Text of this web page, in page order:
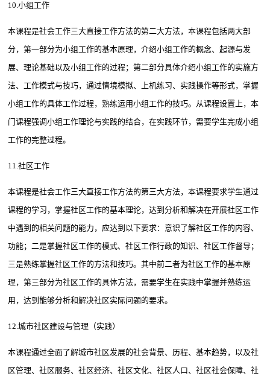
10.小组工作
本课程是社会工作三大直接工作方法的第二大方法，本课程包括两大部
分，第一部分为小组工作的基本原理，介绍小组工作的概念、起源与发
展、理论基础以及小组工作的过程；第二部分具体介绍小组工作的实施方
法、工作模式与技巧，通过情境模拟、上机练习、实践操作等形式，掌握
小组工作的具体工作过程，熟练运用小组工作的技巧。从课程设置上，本
门课程强调小组工作理论与实践的结合，在实践环节，需要学生完成小组
工作的完整过程。
11.社区工作
本课程是社会工作三大直接工作方法的第三大方法，本课程要求学生通过
课程的学习，掌握社区工作的基本理论，达到分析和解决在开展社区工作
中遇到的相关问题的能力，应达到以下要求：意识了解社区工作的内容、
功能；二是掌握社区工作的模式、社区工作行政的知识、社区工作督导；
三是熟练掌握社区工作的方法和技巧。其中前二者为社区工作的基本原
理，第三部分为社区工作的具体方法，需要学生在实践中掌握并熟练运
用，达到能够分析和解决社区实际问题的要求。
12.城市社区建设与管理（实践）
本课程通过全面了解城市社区发展的社会背景、历程、基本趋势，以及社
区管理、社区服务、社区经济、社区文化、社区人口、社区社会保障、社